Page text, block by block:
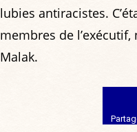
lubies antiracistes.
membres de
Malak.